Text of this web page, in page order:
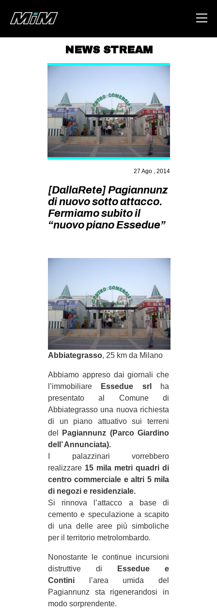
AREA
DEGENERAZIONE
GAZA FREESTYLE
CSOA LAMBRETTA
STUDENTI TSUNAMI
ZAM
MILANO
MOVIMENTI
AMBIENTE
ANTIFASCISMO
DIRITTO ALL’ABITARE
GENERI
MIGRAZIONI
PRECARIATO
REPRESSIONE
STUDENTI
CULTURE
ARTE
CINEMA
MANIFESTI
MUSICA
RECENSIONI
AMERICHE
ESTREMO ORIENTE
NEWS STREAM
27 Ago , 2014
[DallaRete] Pagiannunz
di nuovo sotto attacco.
Fermiamo subito il
“nuovo piano Essedue”
Abbiategrasso, 25 km da Milano
Abbiamo appreso dai giornali che
l’immobiliare
Essedue srl
ha
presentato al Comune di
Abbiategrasso una nuova richiesta
di un piano attuativo sui terreni
del
Pagiannunz (Parco Giardino
dell’ Annunciata).
I palazzinari vorrebbero
realizzare 15 mila metri quadri di
centro commerciale e altri 5 mila
di negozi e residenziale.
Si rinnova l’attacco a base di
cemento e speculazione a scapito
di una delle aree più simboliche
per il territorio metrolombardo.
Nonostante le continue incursioni
distruttive di
Essedue e
Contini l’area umida del
Pagiannunz sta rigenerandosi in
modo sorprendente.